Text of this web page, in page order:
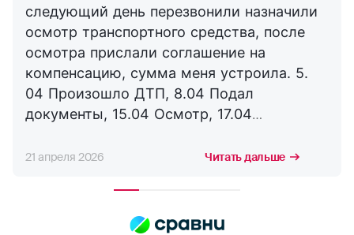
следующий день перезвонили назначили
осмотр транспортного средства, после
осмотра прислали соглашение на
компенсацию, сумма меня устроила. 5.
04 Произошло ДТП, 8.04 Подал
документы, 15.04 Осмотр, 17.04
сотрудничать с компанией дальше,
21 апреля 2026 Читать дальше